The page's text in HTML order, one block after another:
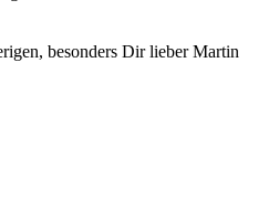
besonders Dir lieber Martin